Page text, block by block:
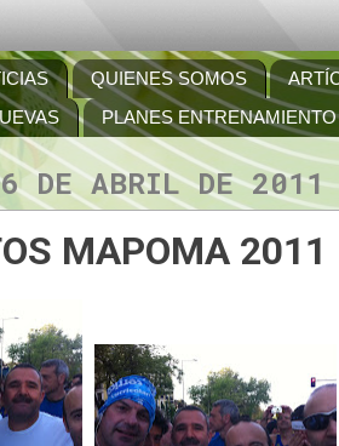
QUIENES SOMOS
PLANES ENTRENAMIENTO
DE ABRIL DE 2011
MAPOMA 2011